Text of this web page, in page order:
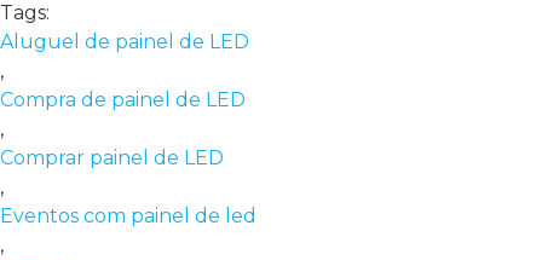
Tags:
Aluguel de painel de LED
,
Compra de painel de LED
,
Comprar painel de LED
,
Eventos com painel de led
,